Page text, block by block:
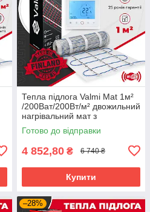
Тепла підлога Valmi Mat 1м²
/200Ват/200Вт/м² двожильний
нагрівальний мат з
терморегулятором TWE02
Wi-Fi
Готово до відправки
4 852,80 ₴ 6 740 ₴
Купити
–28%